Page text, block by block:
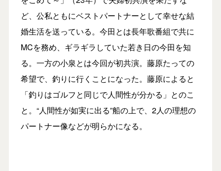
ど、公私ともにベストパートナーとして幸せな結
婚生活を送っている。今田とは長年歌番組で共に
MCを務め、ギラギラしていた若き日の今田を知
る。一方の小泉とは今回が初共演。藤原たっての
希望で、釣りに行くことになった。藤原によると
「釣りはゴルフと同じで人間性が分かる」とのこ
と。“人間性が如実に出る”船の上で、2人の理想の
パートナー像などが明らかになる。